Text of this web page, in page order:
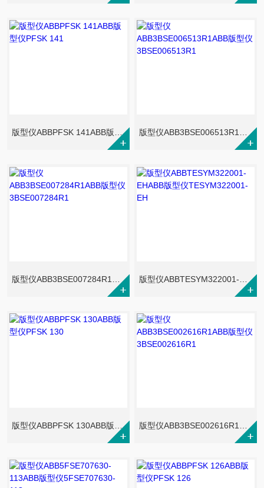
版型仪ABBPFSK 141ABB版型仪PFSK 141 版型仪ABB3BSE006513R1ABB版型仪3BSE006513R1
版型仪ABBPFSK 130ABB版型仪PFSK 130